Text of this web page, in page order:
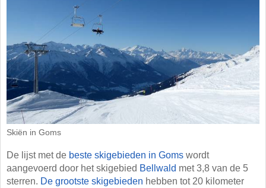
Skiën in Goms
De lijst met de beste skigebieden in Goms wordt
aangevoerd door het skigebied Bellwald met 3,8 van de 5
sterren. De grootste skigebieden hebben tot 20 kilometer